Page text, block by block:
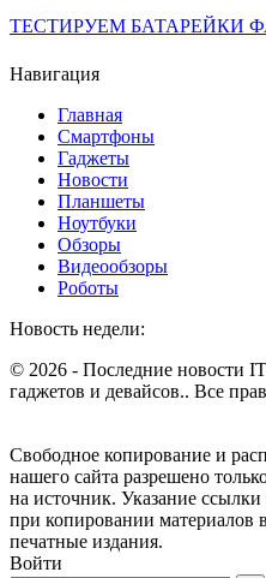
ТЕСТИРУЕМ БАТАРЕЙКИ
Навигация
Главная
Смартфоны
Гаджеты
Новости
Планшеты
Ноутбуки
Обзоры
Видеообзоры
Роботы
Новость недели:
© 2026 - Последние новости
гаджетов и девайсов.. Все
Свободное копирование и
нашего сайта разрешено
на источник. Указание ссылки
при копировании материалов
печатные издания.
Войти